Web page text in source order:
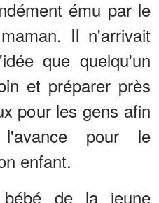
ému par le
Il n'arrivait
que quelqu'un
et préparer près
pour les gens afin
pour le
enfant.
bébé de la jeune